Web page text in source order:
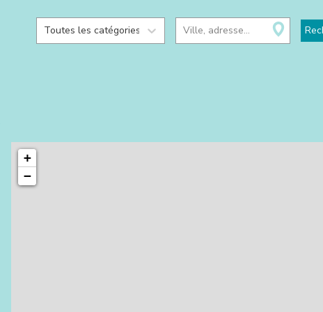
Toutes les catégories Ville, adresse...
+
−